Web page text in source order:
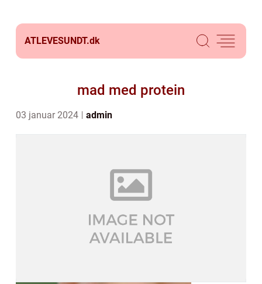
ATLEVESUNDT.dk
mad med protein
03 januar 2024 admin